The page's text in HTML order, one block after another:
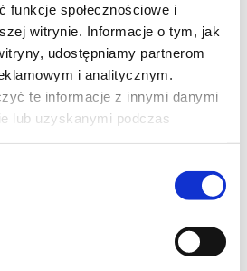
funkcje społecznościowe i
witrynie. Informacje o tym, jak
udostępniamy partnerom
i analitycznym.
te informacje z innymi danymi
lub uzyskanymi podczas
SIĘ U PRADY 2
Dwadzieścia lat po wydarzeniach, które
popkultury, kultowi bohaterowie znów
Meryl Streep, Anne Hathaway, Emily
wcielają się w swoje ikoniczne
mody władza, ambicja i